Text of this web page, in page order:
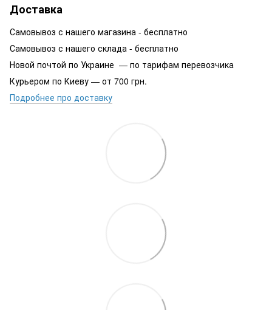
Доставка
Самовывоз с нашего магазина - бесплатно
Самовывоз с нашего склада - бесплатно
Новой почтой по Украине — по тарифам перевозчика
Курьером по Киеву — от 700 грн.
Подробнее про доставку